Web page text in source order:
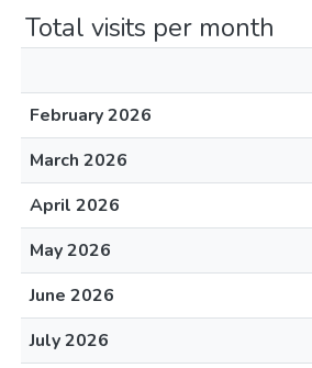
Total visits per month
February 2026
March 2026
April 2026
May 2026
June 2026
July 2026